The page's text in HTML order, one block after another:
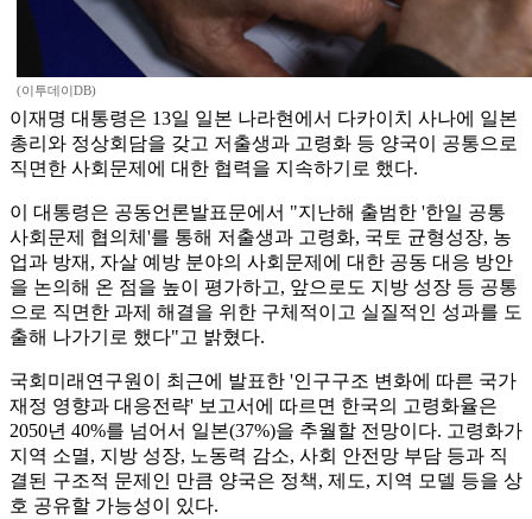
(이투데이DB)
이재명 대통령은 13일 일본 나라현에서 다카이치 사나에 일본
총리와 정상회담을 갖고 저출생과 고령화 등 양국이 공통으로
직면한 사회문제에 대한 협력을 지속하기로 했다.
이 대통령은 공동언론발표문에서 "지난해 출범한 '한일 공통
사회문제 협의체'를 통해 저출생과 고령화, 국토 균형성장, 농
업과 방재, 자살 예방 분야의 사회문제에 대한 공동 대응 방안
을 논의해 온 점을 높이 평가하고, 앞으로도 지방 성장 등 공통
으로 직면한 과제 해결을 위한 구체적이고 실질적인 성과를 도
출해 나가기로 했다"고 밝혔다.
국회미래연구원이 최근에 발표한 '인구구조 변화에 따른 국가
재정 영향과 대응전략' 보고서에 따르면 한국의 고령화율은
2050년 40%를 넘어서 일본(37%)을 추월할 전망이다. 고령화가
지역 소멸, 지방 성장, 노동력 감소, 사회 안전망 부담 등과 직
결된 구조적 문제인 만큼 양국은 정책, 제도, 지역 모델 등을 상
호 공유할 가능성이 있다.